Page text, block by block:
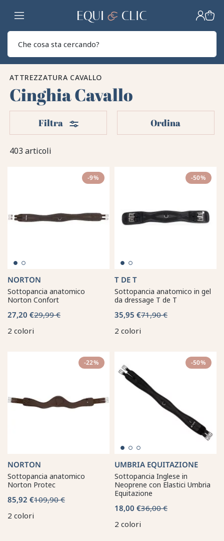
Casa
ATTREZZATURA CAVALLO
Cinghia Cavallo
403 articoli
Filtra Filtri Ordina
-9%
NORTON
Sottopancia anatomico
Norton Confort
27,20 €29,99 €
2 colori
-50%
T DE T
Sottopancia anatomico in gel
da dressage T de T
35,95 €71,90 €
2 colori
-22%
NORTON
Sottopancia anatomico
Norton Protec
85,92 €109,90 €
2 colori
-50%
UMBRIA EQUITAZIONE
Sottopancia Inglese in
Neoprene con Elastici Umbria
Equitazione
18,00 €36,00 €
2 colori